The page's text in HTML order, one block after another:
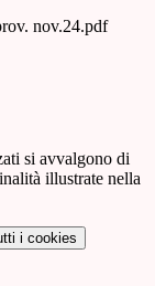
nov.24.pdf
si avvalgono di
illustrate nella
i cookies